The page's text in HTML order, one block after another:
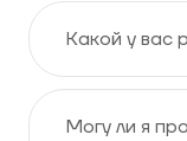
Какой у вас
Могу ли я